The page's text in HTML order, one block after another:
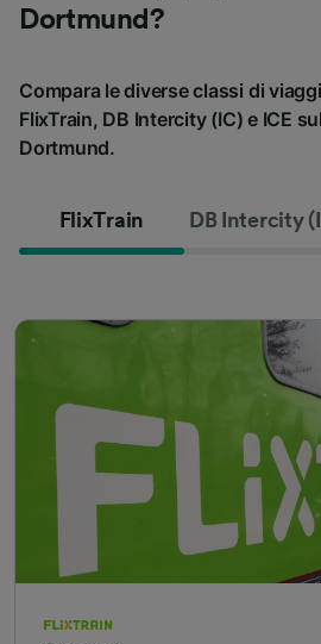
Dortmund?
Compara le diverse classi di
FlixTrain, DB Intercity (IC) e ICE
Dortmund.
FlixTrain DB Intercity